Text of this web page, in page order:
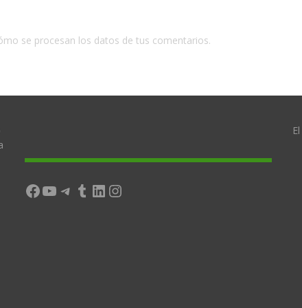
se procesan los datos de tus comentarios.
Facebook
YouTube
Telegram
Tumblr
LinkedIn
Instagram